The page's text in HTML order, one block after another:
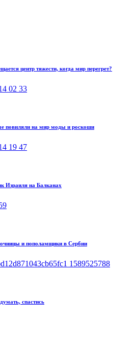
центр тяжести, когда мир перегрет?
повиляли на мир моды и роскоши
Израиля на Балканах
и пополамщики в Сербии
спастись